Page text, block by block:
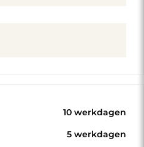
10 werkdagen
5 werkdagen